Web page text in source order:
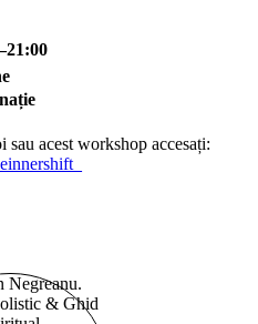
acest workshop accesați: